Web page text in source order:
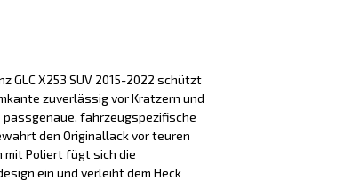
GLC X253 SUV 2015-2022 schützt
zuverlässig vor Kratzern und
passgenaue, fahrzeugspezifische
den Originallack vor teuren
mit Poliert fügt sich die
ein und verleiht dem Heck